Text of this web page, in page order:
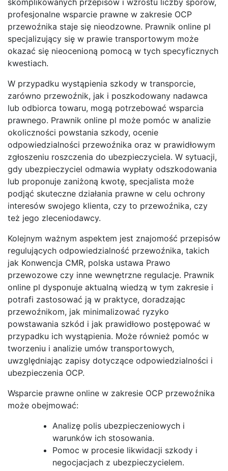
profesjonalne wsparcie prawne w zakresie OCP
przewoźnika staje się nieodzowne. Prawnik online pl
specjalizujący się w prawie transportowym może
okazać się nieocenioną pomocą w tych specyficznych
kwestiach.
W przypadku wystąpienia szkody w transporcie,
zarówno przewoźnik, jak i poszkodowany nadawca
lub odbiorca towaru, mogą potrzebować wsparcia
prawnego. Prawnik online pl może pomóc w analizie
okoliczności powstania szkody, ocenie
odpowiedzialności przewoźnika oraz w prawidłowym
zgłoszeniu roszczenia do ubezpieczyciela. W sytuacji,
gdy ubezpieczyciel odmawia wypłaty odszkodowania
lub proponuje zaniżoną kwotę, specjalista może
podjąć skuteczne działania prawne w celu ochrony
interesów swojego klienta, czy to przewoźnika, czy
też jego zleceniodawcy.
Kolejnym ważnym aspektem jest znajomość przepisów
regulujących odpowiedzialność przewoźnika, takich
jak Konwencja CMR, polska ustawa Prawo
przewozowe czy inne wewnętrzne regulacje. Prawnik
online pl dysponuje aktualną wiedzą w tym zakresie i
potrafi zastosować ją w praktyce, doradzając
przewoźnikom, jak minimalizować ryzyko
powstawania szkód i jak prawidłowo postępować w
przypadku ich wystąpienia. Może również pomóc w
tworzeniu i analizie umów transportowych,
uwzględniając zapisy dotyczące odpowiedzialności i
ubezpieczenia OCP.
Wsparcie prawne online w zakresie OCP przewoźnika
może obejmować:
Analizę polis ubezpieczeniowych i
warunków ich stosowania.
Pomoc w procesie likwidacji szkody i
negocjacjach z ubezpieczycielem.